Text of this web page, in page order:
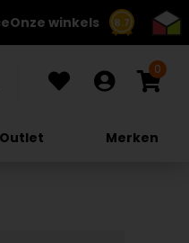
8.7
Onze winkels
0
Outlet Merken